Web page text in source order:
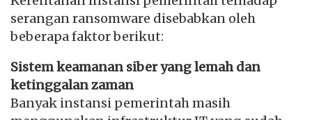
serangan ransomware disebabkan oleh
beberapa faktor berikut:
Sistem keamanan siber yang lemah dan
ketinggalan zaman
Banyak instansi pemerintah masih